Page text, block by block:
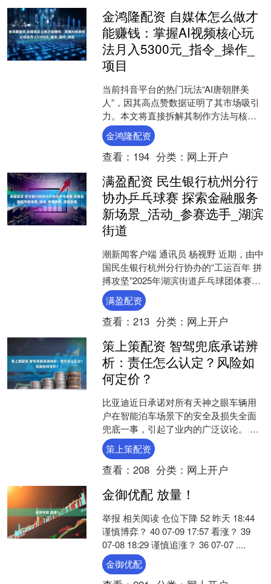
金鸿隆配资 自媒体怎么做才
能赚钱：掌握AI视频核心玩
法月入5300元_指令_操作_
项目
当前抖音平台的热门玩法“AI唐朝胖美
人”，因其高点赞数据证明了其市场吸引
力。本文将直接拆解其制作方法与核心
要点。 该内容的生成逻辑是利用即梦AI
工具的模板化功能....
金鸿隆配资
查看： 194 分类： 网上开户
满盈配资 民生银行杭州分行
协办乒乓球赛 探索金融服务
新场景_活动_参赛选手_湖滨
街道
潮新闻客户端 通讯员 杨视野 近期，由中
国民生银行杭州分行协办的“工运百年 拼
搏攻坚”2025年湖滨街道乒乓球团体赛在
上城区工人文化馆圆满落幕。活动以乒
乓球竞技....
满盈配资
查看： 213 分类： 网上开户
策上策配资 智驾兜底承诺辨
析：责任怎么认定？风险如
何定价？
比亚迪近日承诺对所有天神之眼车辆用
户在智能泊车场景下的安全及损失全面
兜底一事，引起了业内的广泛议论。 经
第一财经记者不完全梳理，在比亚迪之
前，已有至少10家车企....
策上策配资
查看： 208 分类： 网上开户
金御优配 放量！
举报 相关阅读 仓位下降 52 昨天 18:44
谨慎博弈？ 40 07-09 17:57 看涨？ 39
07-08 18:29 谨慎追涨？ 36 07-07 ....
金御优配